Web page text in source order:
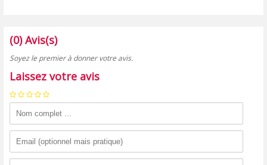
(0) Avis(s)
Soyez le premier à donner votre avis.
Laissez votre avis